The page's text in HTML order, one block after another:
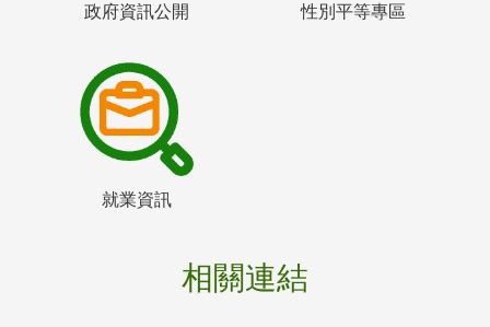
政府資訊公開 性別平等專區
就業資訊
相關連結